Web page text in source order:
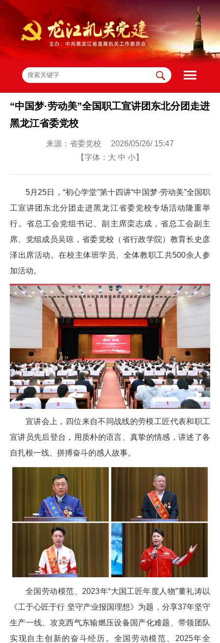
“中国梦·劳动美”全国职工宣讲团东北分团走进
黑龙江省委党校
来源：省委党校 2026/05/26/ 15:47
【字体： 大 中 小】
5月25日，“初心学堂”第十四讲“中国梦·劳动美”全国职
工宣讲团东北分团走进黑龙江省委党校专场活动隆重举
行。省总工会党组书记、副主席栾志成，省总工会副主
席、党组成员吴琼，省委党校（省行政学院）教育长史彦
泽出席活动。在校主体班学员、全体教职工共500余人参
加活动。
宣讲会上，四位来自不同战线的劳模工匠代表和职工
宣讲员先后登台，用质朴的语言、真挚的情感，讲述了各
自扎根一线、拼搏奋斗的感人故事。
全国劳动模范、2023年“大国工匠年度人物”董礼涛以
《工于心匠于行 坚守产业报国理想》为题，分享37年坚守
生产一线、攻克西气东输燃压设备国产化难题、带领团队
实现自主创新的奋斗经历。全国劳动模范、2025年全